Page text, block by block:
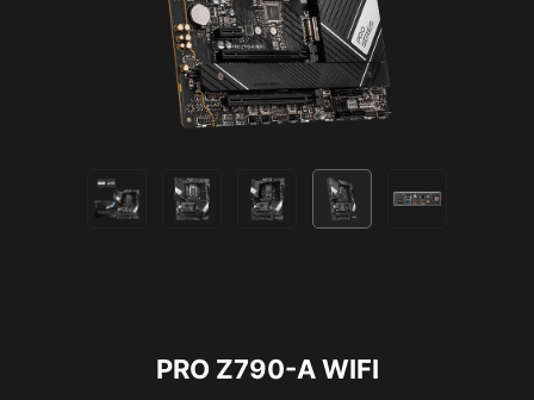
*Gen2-Geräte unterstützen nur 7 RGB-Themen.
PRO Z790-A WIFI